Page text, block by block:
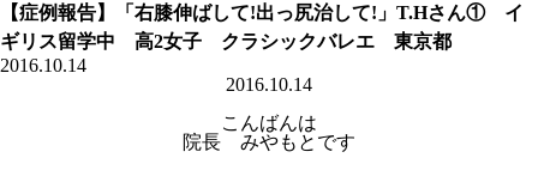
【症例報告】「右膝伸ばして!出っ尻治して!」T.Hさん① イ
ギリス留学中 高2女子 クラシックバレエ 東京都
2016.10.14
2016.10.14
こんばんは
院長 みやもとです